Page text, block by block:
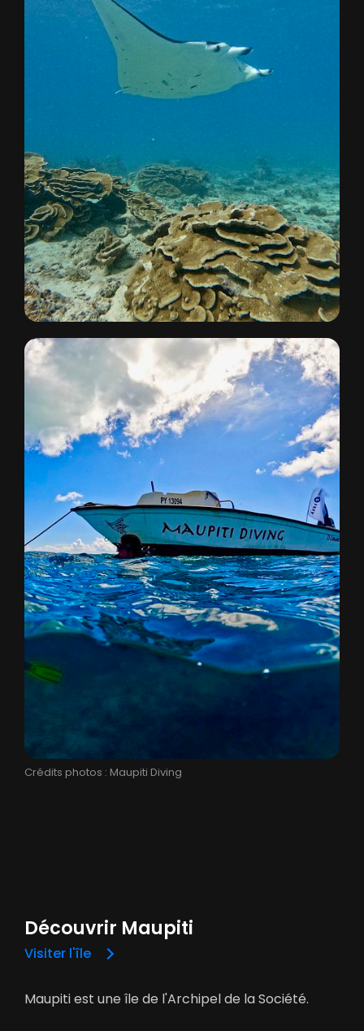
Crédits photos : Maupiti Diving
Découvrir Maupiti
Visiter l'île
Maupiti est une île de l'Archipel de la Société.